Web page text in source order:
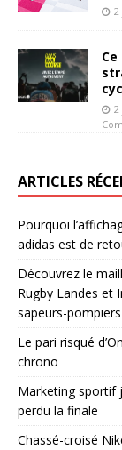
2
2
ARTICLES
Pourquoi
adidas est de
Découvrez le
Rugby Landes et
sapeurs-
Le pari risqué
chrono
Marketing sportif
perdu la finale
Chassé-croisé